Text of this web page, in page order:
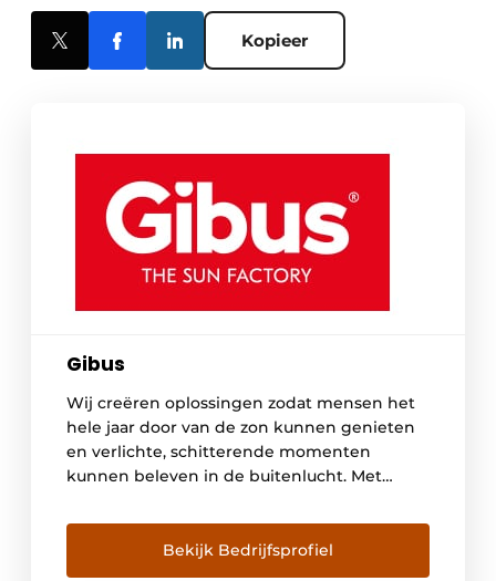
Kopieer
Gibus
Wij creëren oplossingen zodat mensen het
hele jaar door van de zon kunnen genieten
en verlichte, schitterende momenten
kunnen beleven in de buitenlucht. Met
zonweringen en pergola’s en accessoires
zoals glazen deuren, verlichtings- en
geluidssystemen en verwarmingstoestellen.
Bekijk Bedrijfsprofiel